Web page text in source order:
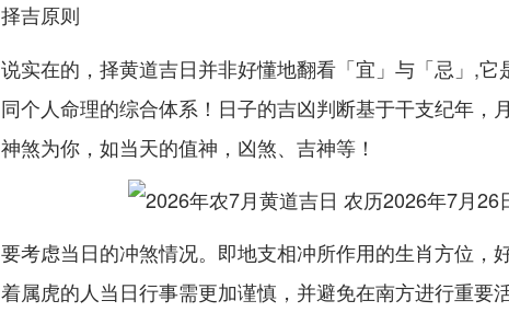
择吉原则
说实在的，择黄道吉日并非好懂地翻看「宜」与「忌」,它
同个人命理的综合体系！日子的吉凶判断基于干支纪年，
神煞为你，如当天的值神，凶煞、吉神等！
要考虑当日的冲煞情况。即地支相冲所作用的生肖方位，
着属虎的人当日行事需更加谨慎，并避免在南方进行重要